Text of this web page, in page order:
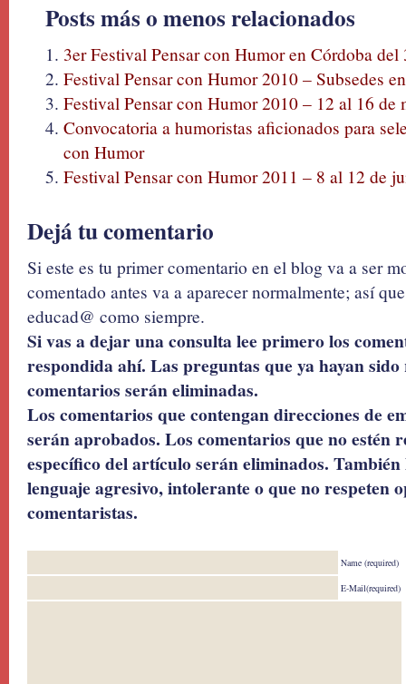
Posts más o menos relacionados
3er Festival Pensar con Humor en Córdoba
Festival Pensar con Humor 2010 – Subsedes
Festival Pensar con Humor 2010 – 12 al 16 de
Convocatoria a humoristas aficionados para
con Humor
Festival Pensar con Humor 2011 – 8 al 12 de
Dejá tu comentario
Si este es tu primer comentario en el blog va a ser
comentado antes va a aparecer normalmente; así
educad@ como siempre.
Si vas a dejar una consulta lee primero los
respondida ahí. Las preguntas que ya hayan
comentarios serán eliminadas.
Los comentarios que contengan direcciones de
serán aprobados. Los comentarios que no estén
específico del artículo serán eliminados.
lenguaje agresivo, intolerante o que no respeten
comentaristas.
Name (required)
E-Mail(required)